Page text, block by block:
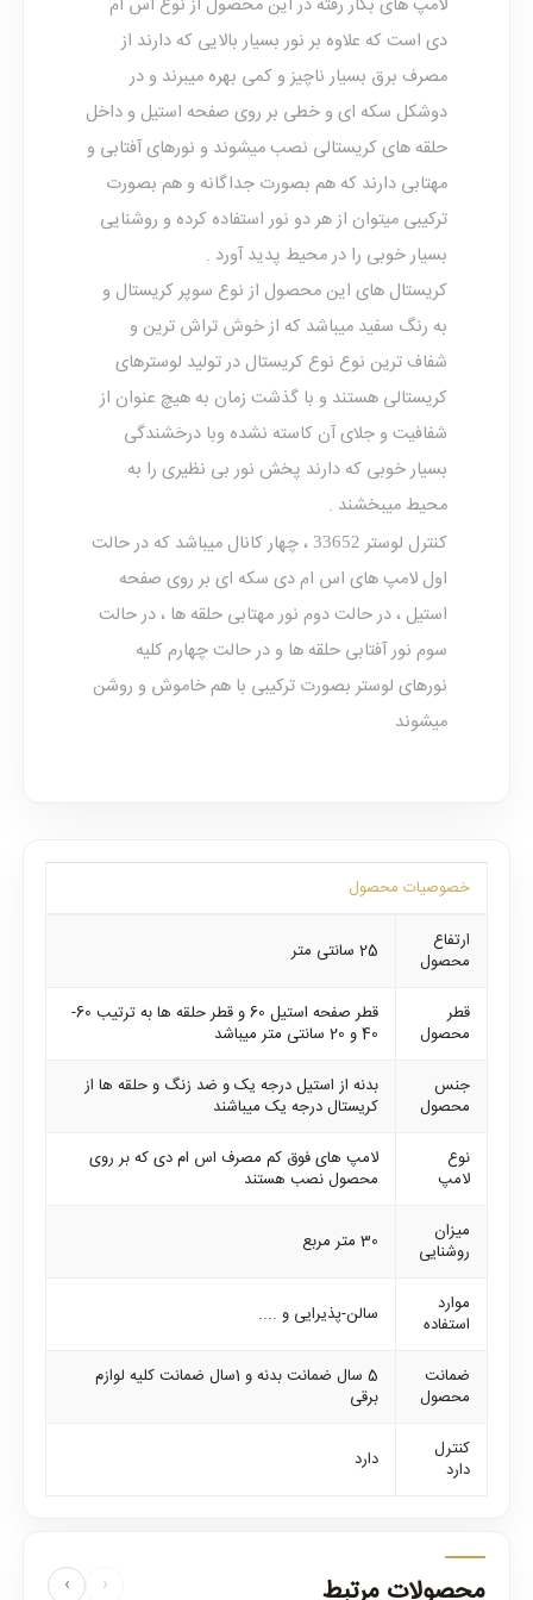
لامپ های بکار رفته در این محصول از نوع اس ام
دی است که علاوه بر نور بسیار بالایی که دارند از
مصرف برق بسیار ناچیز و کمی بهره میبرند و در
دوشکل سکه ای و خطی بر روی صفحه استیل و داخل
حلقه های کریستالی نصب میشوند و نورهای آفتابی و
مهتابی دارند که هم بصورت جداگانه و هم بصورت
ترکیبی میتوان از هر دو نور استفاده کرده و روشنایی
بسیار خوبی را در محیط پدید آورد .
کریستال های این محصول از نوع سوپر کریستال و
به رنگ سفید میباشد که از خوش تراش ترین و
شفاف ترین نوع نوع کریستال در تولید لوسترهای
کریستالی هستند و با گذشت زمان به هیچ عنوان از
شفافیت و جلای آن کاسته نشده وبا درخشندگی
بسیار خوبی که دارند پخش نور بی نظیری را به
محیط میبخشند .
کنترل لوستر 33652 ، چهار کانال میباشد که در حالت
اول لامپ های اس ام دی سکه ای بر روی صفحه
استیل ، در حالت دوم نور مهتابی حلقه ها ، در حالت
سوم نور آفتابی حلقه ها و در حالت چهارم کلیه
نورهای لوستر بصورت ترکیبی با هم خاموش و روشن
میشوند
خصوصیات محصول
ارتفاع
محصول
25 سانتی متر
قطر
محصول
قطر صفحه استیل 60 و قطر حلقه ها به ترتیب 60-
40 و 20 سانتی متر میباشد
جنس
محصول
بدنه از استیل درجه یک و ضد زنگ و حلقه ها از
کریستال درجه یک میباشند
نوع
لامپ
لامپ های فوق کم مصرف اس ام دی که بر روی
محصول نصب هستند
میزان
روشنایی
30 متر مربع
موارد
استفاده
سالن-پذیرایی و ....
ضمانت
محصول
5 سال ضمانت بدنه و 1سال ضمانت کلیه لوازم
برقی
کنترل
دارد
دارد
‹
›